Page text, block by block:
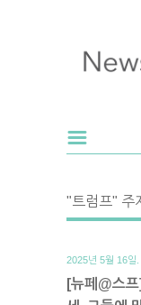
"트럼프" 주
2025년 5월 16일.
[뉴페@스